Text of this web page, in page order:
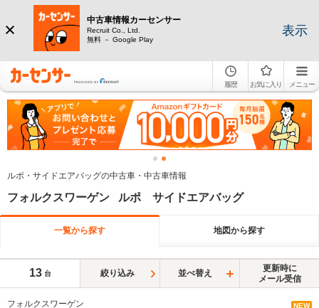
中古車情報カーセンサー
Recruit Co., Ltd.
無料 － Google Play
表示
履歴 お気に入り メニュー
ルポ・サイドエアバッグの中古車・中古車情報
フォルクスワーゲン ルポ サイドエアバッグ
一覧から探す 地図から探す
13 台 絞り込み 並べ替え
更新時に
メール受信
フォルクスワーゲン NEW